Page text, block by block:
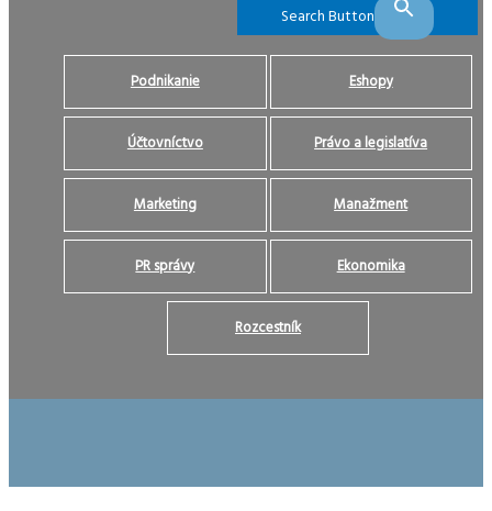
Search Button
Podnikanie Eshopy
Účtovníctvo Právo a legislatíva
Marketing Manažment
PR správy Ekonomika
Rozcestník